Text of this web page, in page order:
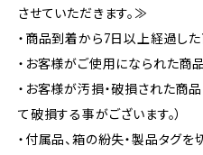
させていただきます。≫
・商品到着から7日以上経過し
・お客様がご使用になられた商品
・お客様が汚損・破損された商
て破損する事がございます。）
・付属品、箱の紛失・製品タグを